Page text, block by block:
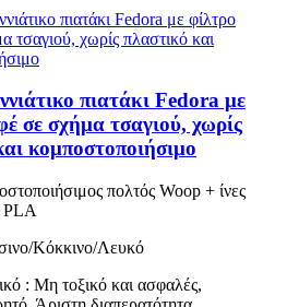
πιατάκι Fedora με
σε σχήμα τσαγιού, χωρίς
κομποστοποιήσιμο
πολτός Woop + ίνες
PLA
Κόκκινο/Λευκό
: Μη τοξικό και ασφαλές,